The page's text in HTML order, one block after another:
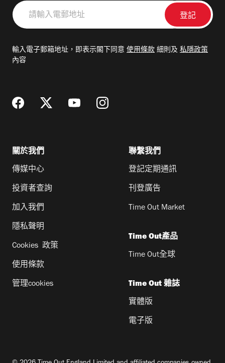
請
輸
郵
輸入電子郵箱地址，即表示閣下同意 使用條款 細則及 私隱政策
內容
關於我們
傳媒中心
投資者查詢
加入我們
隱私聲明
Cookies 政策
使用條款
管理cookies
聯繫我們
登記定期通訊
刊登廣告
Time Out Market
Time Out產品
Time Out全球
Time Out 雜誌
實體版
電子版